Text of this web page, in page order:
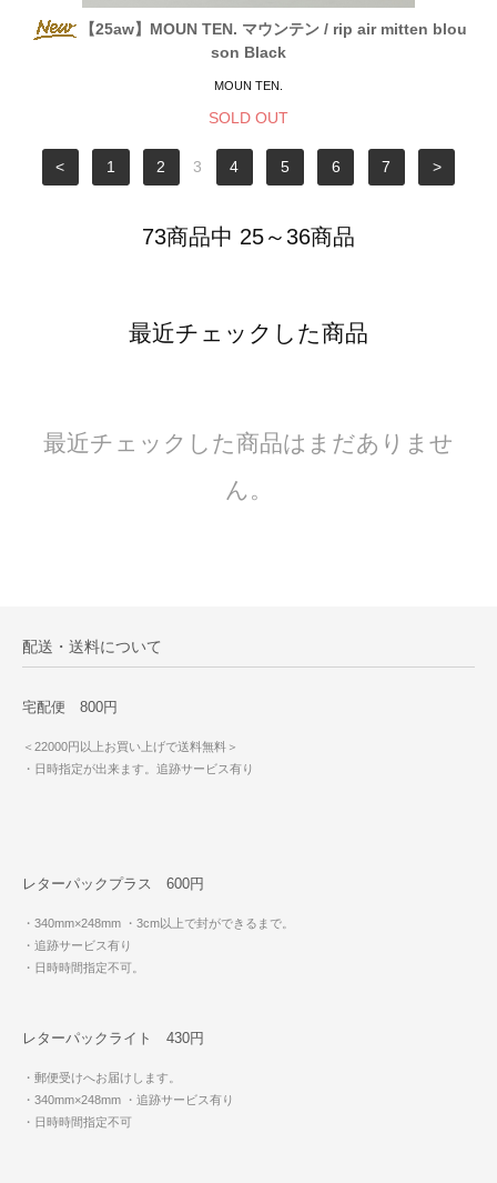
【25aw】MOUN TEN. マウンテン / rip air mitten blou
son Black
MOUN TEN.
SOLD OUT
< 1 2 3 4 5 6 7 >
73商品中 25～36商品
最近チェックした商品
最近チェックした商品はまだありませ
ん。
配送・送料について
宅配便 800円
＜22000円以上お買い上げで送料無料＞
・日時指定が出来ます。追跡サービス有り
レターパックプラス 600円
・340mm×248mm ・3cm以上で封ができるまで。
・追跡サービス有り
・日時時間指定不可。
レターパックライト 430円
・郵便受けへお届けします。
・340mm×248mm ・追跡サービス有り
・日時時間指定不可